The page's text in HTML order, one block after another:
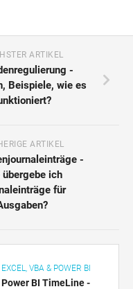
ARTIKEL
-
Beispiele, wie es
ARTIKEL
-
übergebe ich
für
EXCEL, VBA & POWER BI
Power BI TimeLine -